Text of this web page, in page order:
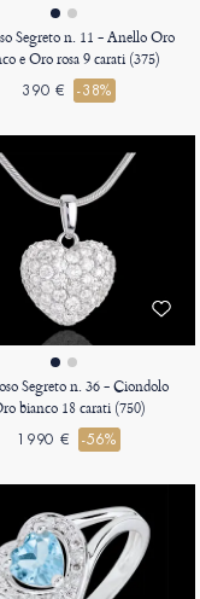
Segreto n. 11 - Anello Oro
e Oro rosa 9 carati (375)
390 € -38%
Segreto n. 36 - Ciondolo
bianco 18 carati (750)
1990 € -56%